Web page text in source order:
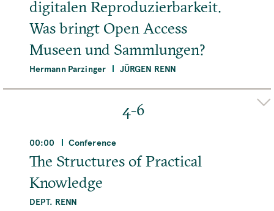
MEHR
digitalen Reproduzierbarkeit.
Was bringt Open Access
Museen und Sammlungen?
Hermann Parzinger
JÜRGEN RENN
Max-Planck-Institut für Wissenschaftsgeschichte,
Boltzmannstraße 22, 14195 Berlin, Deutschland
MEHR
4-6
00:00 Conference
The Structures of Practical
Knowledge
DEPT. RENN